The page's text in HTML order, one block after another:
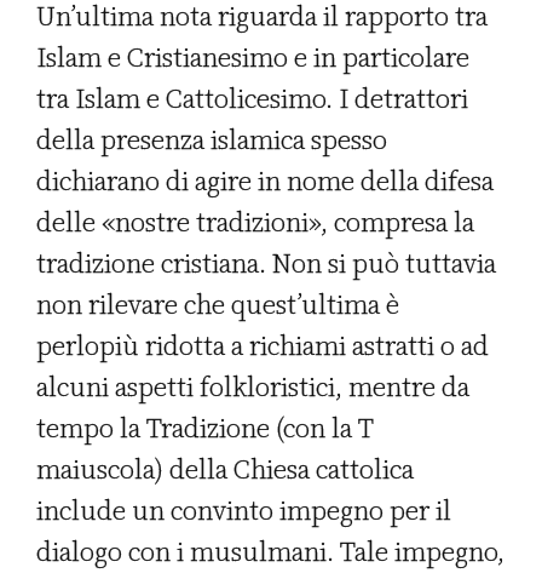
Un’ultima nota riguarda il rapporto tra
Islam e Cristianesimo e in particolare
tra Islam e Cattolicesimo. I detrattori
della presenza islamica spesso
dichiarano di agire in nome della difesa
delle «nostre tradizioni», compresa la
tradizione cristiana. Non si può tuttavia
non rilevare che quest’ultima è
perlopiù ridotta a richiami astratti o ad
alcuni aspetti folkloristici, mentre da
tempo la Tradizione (con la T
maiuscola) della Chiesa cattolica
include un convinto impegno per il
dialogo con i musulmani. Tale impegno,